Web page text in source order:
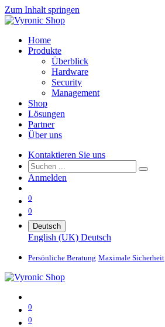
Zum Inhalt springen
Home
Produkte
Überblick
Hardware
Security
Management
Shop
Lösungen
Partner
Über uns
Kontaktieren Sie uns
Anmelden
0
0
Deutsch
English (UK) Deutsch
Persönliche Beratung Maximale Sicherheit
0
0